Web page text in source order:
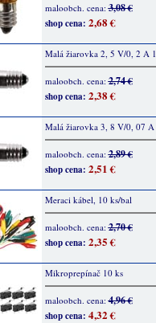
maloobch. cena:3,08 €
shop cena: 2,68 €
Malá žiarovka 2, 5 V/0, 2 A
maloobch. cena:2,74 €
shop cena: 2,38 €
Malá žiarovka 3, 8 V/0, 07 A
maloobch. cena:2,89 €
shop cena: 2,51 €
Meraci kábel, 10 ks/bal
maloobch. cena:2,70 €
shop cena: 2,35 €
Mikroprepínač 10 ks
maloobch. cena:4,96 €
shop cena: 4,32 €